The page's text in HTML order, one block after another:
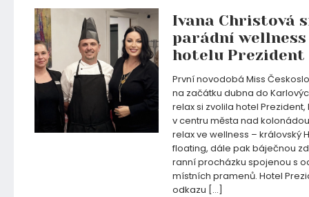
Ivana Christová
parádní
hotelu Prezident
První novodobá Miss
na začátku dubna do
relax si zvolila hotel
v centru města nad
relax ve wellness – královský
floating, dále pak báječnou
ranní procházku spojenou s
místních pramenů. Hotel
odkazu […]